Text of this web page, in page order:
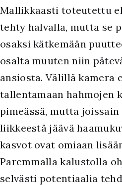
Mallikkaasti toteutettu
tehty halvalla, mutta se
osaksi kätkemään
osalta muuten niin
ansiosta. Välillä kamera
tallentamaan hahmojen
pimeässä, mutta
liikkeestä jäävä
kasvot ovat omiaan
Paremmalla kalustolla
selvästi potentiaalia